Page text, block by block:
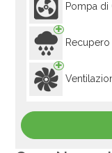
Pompa di